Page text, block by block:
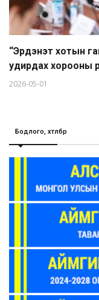
“Эрдэнэт хотын
удирдах хорооны
2026-05-01
Бодлого, хөтөлбөр